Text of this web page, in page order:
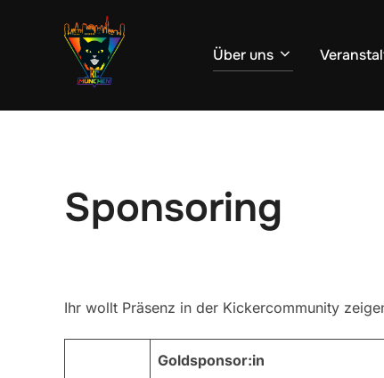
Über uns
Sponsoring
Ihr wollt Präsenz in der Kickercommunity
Goldsponsor:in